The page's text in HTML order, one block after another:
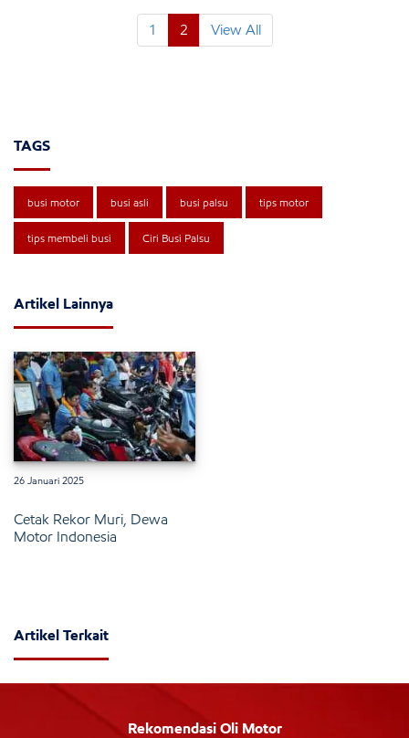
1 2 View All
TAGS
busi motor busi asli busi palsu tips motor
tips membeli busi Ciri Busi Palsu
Artikel Lainnya
26 Januari 2025
Cetak Rekor Muri, Dewa
Motor Indonesia
Artikel Terkait
Rekomendasi Oli Motor